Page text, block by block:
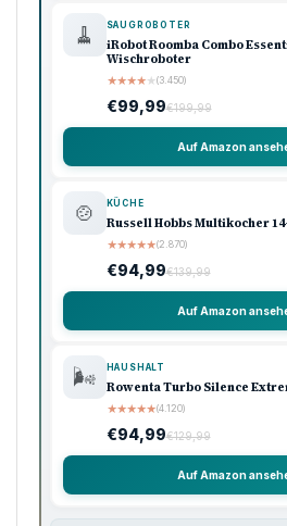
🧹 SAUGROBOTER
iRobot Roomba Combo
Wischroboter
★★★★★(3.450)
€99,99€199,99
Auf Amazon
🍲 KÜCHE
Russell Hobbs Multikocher
★★★★★(2.870)
€94,99€139,99
Auf Amazon
🌬️ HAUSHALT
Rowenta Turbo Silence
★★★★★(4.120)
€94,99€129,99
Auf Amazon